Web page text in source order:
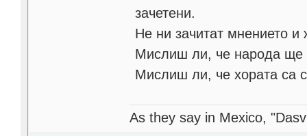
зачетени.
Не ни зачитат мнението и
Мислиш ли, че народа ще
Мислиш ли, че хората са
As they say in Mexico,